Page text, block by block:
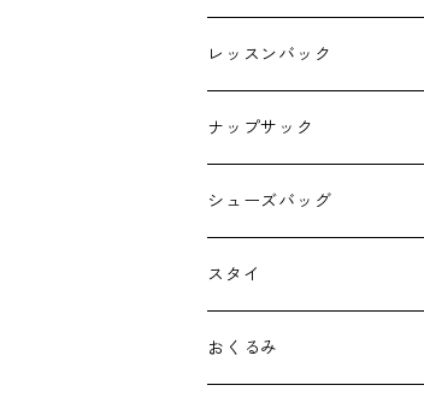
レッスンバック
ナップサック
シューズバッグ
スタイ
おくるみ